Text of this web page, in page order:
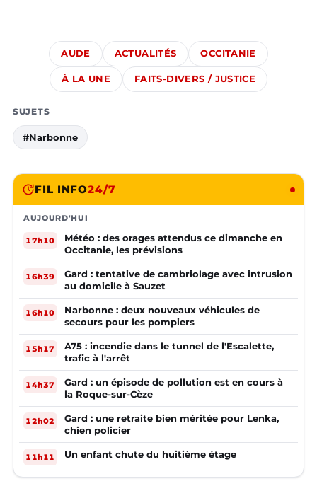
AUDE ACTUALITÉS OCCITANIE
À LA UNE FAITS-DIVERS / JUSTICE
SUJETS
#Narbonne
FIL INFO24/7
AUJOURD'HUI
17h10
Météo : des orages attendus ce dimanche en
Occitanie, les prévisions
16h39
Gard : tentative de cambriolage avec intrusion
au domicile à Sauzet
16h10
Narbonne : deux nouveaux véhicules de
secours pour les pompiers
15h17
A75 : incendie dans le tunnel de l'Escalette,
trafic à l'arrêt
14h37
Gard : un épisode de pollution est en cours à
la Roque-sur-Cèze
12h02
Gard : une retraite bien méritée pour Lenka,
chien policier
11h11 Un enfant chute du huitième étage